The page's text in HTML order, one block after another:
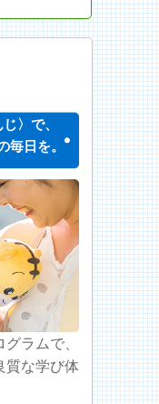
〉で、
毎日を。
ラムで、
質な学び体